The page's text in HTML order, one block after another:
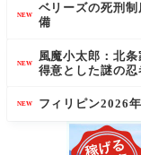
NEW
ベリーズの死刑
備
NEW
風魔小太郎：北
得意とした謎の
NEW フィリピン2026